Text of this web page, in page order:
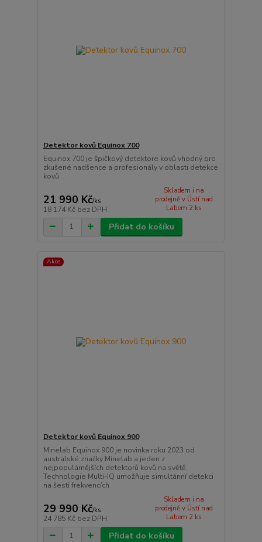
Detektor kovů Equinox 700
Equinox 700 je špičkový detektore kovů vhodný pro
zkušené nadšence a profesionály v oblasti detekce
kovů
21 990 Kč/ks
18 174 Kč bez DPH
Skladem i na
prodejně v Ústí nad
Labem 2 ks
Přidat do košíku
Akce
Detektor kovů Equinox 900
Minelab Equinox 900 je novinka roku 2023 od
australské značky Minelab a jeden z
nejpopulárnějších detektorů kovů na světě.
Technologie Multi-IQ umožňuje simultánní detekci
na šesti frekvencích
29 990 Kč/ks
24 785 Kč bez DPH
Skladem i na
prodejně v Ústí nad
Labem 2 ks
Přidat do košíku